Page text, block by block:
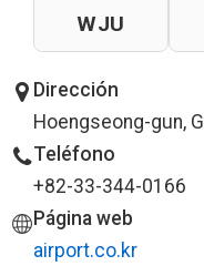
WJU
Dirección
Hoengseong-gun,
Teléfono
+82-33-344-0166
Página web
airport.co.kr